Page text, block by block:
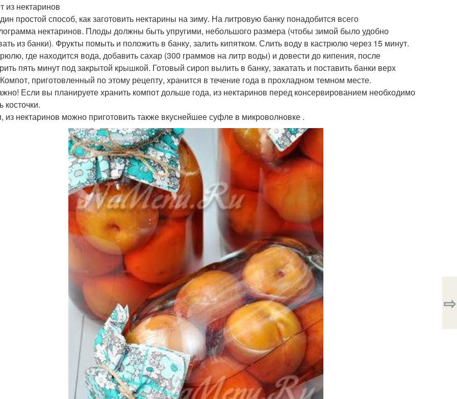
из нектаринов
простой способ, как заготовить нектарины на зиму. На литровую банку понадобится всего
нектаринов. Плоды должны быть упругими, небольшого размера (чтобы зимой было удобно
из банки). Фрукты помыть и положить в банку, залить кипятком. Слить воду в кастрюлю через 15 минут.
где находится вода, добавить сахар (300 граммов на литр воды) и довести до кипения, после
пять минут под закрытой крышкой. Готовый сироп вылить в банку, закатать и поставить банки верх
приготовленный по этому рецепту, хранится в течение года в прохладном темном месте.
Если вы планируете хранить компот дольше года, из нектаринов перед консервированием необходимо
косточки.
из нектаринов можно приготовить также вкуснейшее суфле в микроволновке .
⇨